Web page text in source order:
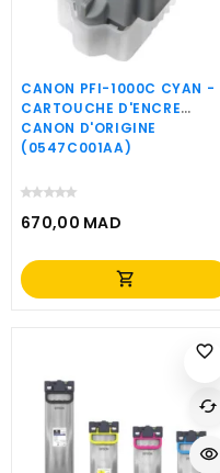
CANON PFI-1000C CYAN -
CARTOUCHE D'ENCRE
CANON D'ORIGINE
(0547C001AA)
670,00 MAD
Prix
shopping_cart
favorite_border
cached
visibility